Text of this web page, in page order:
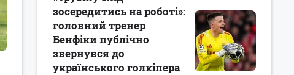
зосередитись на роботі»:
головний тренер
Бенфіки публічно
звернувся до
українського голкіпера